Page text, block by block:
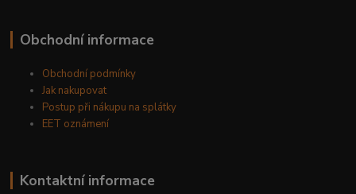
Obchodní informace
Obchodní podmínky
Jak nakupovat
Postup při nákupu na splátky
EET oznámení
Kontaktní informace